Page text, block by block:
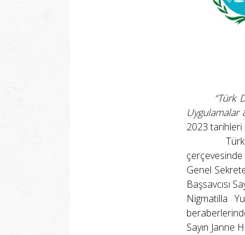
“Türk
Uygulamalar
2023 tarihleri
Türk
çerçevesinde
Genel
Başsavcısı
Nigmatilla
Sayın Janne